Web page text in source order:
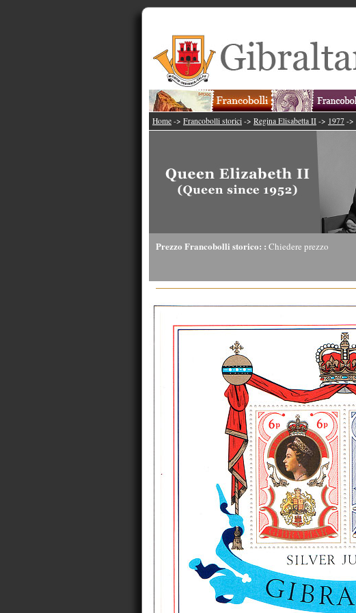
Home -> Francobolli storici -> Regina Elisabetta II -> 1977 ->
Prezzo Francobolli storico: : Chiedere prezzo